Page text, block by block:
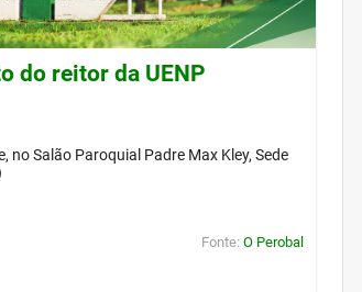
do reitor da UENP
no Salão Paroquial Padre Max Kley, Sede
Fonte: O Perobal